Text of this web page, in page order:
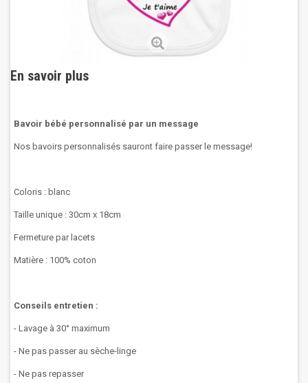
En savoir plus
Bavoir bébé personnalisé par un message
Nos bavoirs personnalisés sauront faire passer le message!
Coloris : blanc
Taille unique : 30cm x 18cm
Fermeture par lacets
Matière : 100% coton
Conseils entretien :
- Lavage à 30° maximum
- Ne pas passer au sèche-linge
- Ne pas repasser